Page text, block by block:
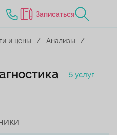
Записаться
и цены
Анализы
5 услуг